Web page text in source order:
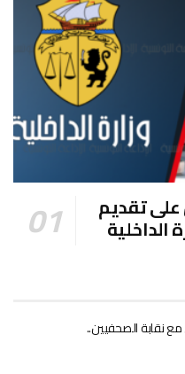
تقديم
الداخلية
نقابة الصحفيين..